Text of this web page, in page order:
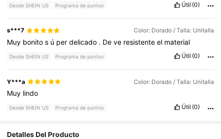
Desde SHEIN US Programa de puntos Útil (0)
s***7 Color: Dorado / Talla: Unitalla
Muy bonitos ú perdelicado . Deve resistenteel material
Desde SHEIN US Programa de puntos Útil (0)
Y***a Color: Dorado / Talla: Unitalla
Muy lindo
Desde SHEIN US Programa de puntos Útil (0)
Detalles Del Producto
4.72 23K Seguidores